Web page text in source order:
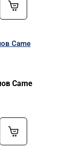
Came